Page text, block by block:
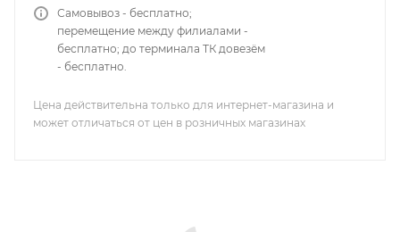
Самовывоз - бесплатно;
перемещение между филиалами -
бесплатно; до терминала ТК довезём
- бесплатно.
Цена действительна только для интернет-магазина и
может отличаться от цен в розничных магазинах